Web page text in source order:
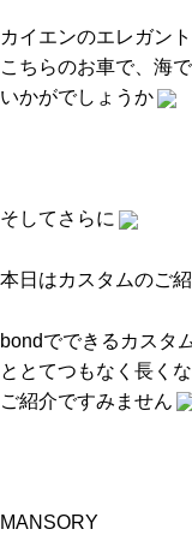
カイエンのエレガン
こちらのお車で、海
いかがでしょうか
そしてさらに
本日はカスタムのご
bondでできるカスタ
ととてつもなく長く
ご紹介ですみません
MANSORY